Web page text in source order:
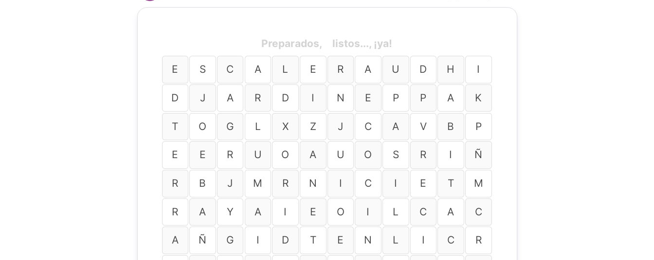
Preparados, listos..., ¡ya!
E S C A L E R A U D H I
D J A R D I N E P P A K
T O G L X Z J C A V B P
E E R U O A U O S R I Ñ
R B J M R N I C I E T M
R A Y A I E O I L C A C
A Ñ G I D T E N L I C R